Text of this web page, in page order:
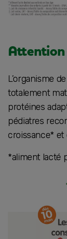
Attention
L’organisme
totalement
protéines
pédiatres
croissance* et
*aliment lacté